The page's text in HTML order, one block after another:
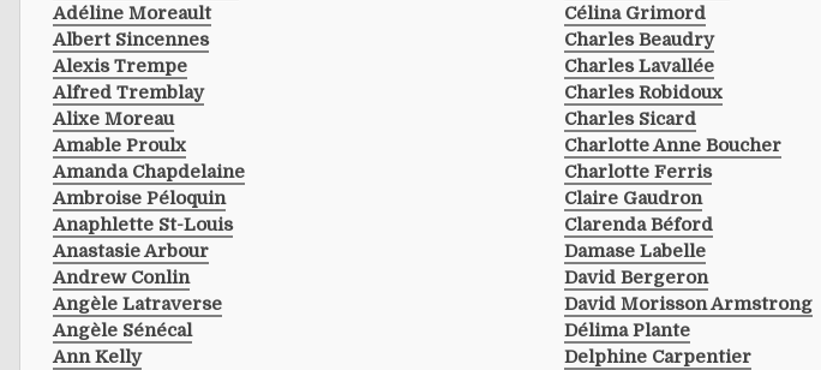
Adéline Moreault
Albert Sincennes
Alexis Trempe
Alfred Tremblay
Alixe Moreau
Amable Proulx
Amanda Chapdelaine
Ambroise Péloquin
Anaphlette St-Louis
Anastasie Arbour
Andrew Conlin
Angèle Latraverse
Angèle Sénécal
Ann Kelly
Célina Grimord
Charles Beaudry
Charles Lavallée
Charles Robidoux
Charles Sicard
Charlotte Anne Boucher
Charlotte Ferris
Claire Gaudron
Clarenda Béford
Damase Labelle
David Bergeron
David Morisson Armstrong
Délima Plante
Delphine Carpentier